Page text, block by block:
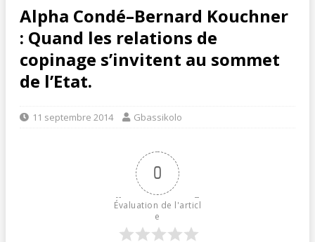
Alpha Condé–Bernard Kouchner
: Quand les relations de
copinage s’invitent au sommet
de l’Etat.
11 septembre 2014 Gbassikolo
0
Évaluation de l'articl
e